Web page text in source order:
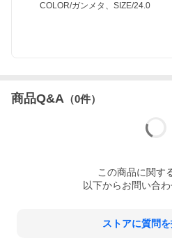
COLOR/ガンメタ、SIZE/24.0
商品Q&A （0件）
この商品に関す
以下からお問い合わ
ストアに質問